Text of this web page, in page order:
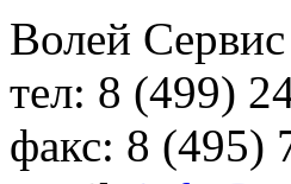
Волей Сервис
тел: 8 (499)
факс: 8 (495)